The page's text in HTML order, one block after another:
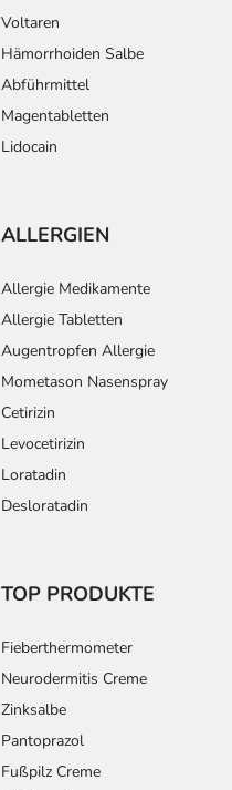
Voltaren
Hämorrhoiden Salbe
Abführmittel
Magentabletten
Lidocain
ALLERGIEN
Allergie Medikamente
Allergie Tabletten
Augentropfen Allergie
Mometason Nasenspray
Cetirizin
Levocetirizin
Loratadin
Desloratadin
TOP PRODUKTE
Fieberthermometer
Neurodermitis Creme
Zinksalbe
Pantoprazol
Fußpilz Creme